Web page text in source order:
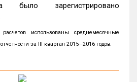
зарегистрировано
использованы среднемесячные
за III квартал 2015—2016 годов.